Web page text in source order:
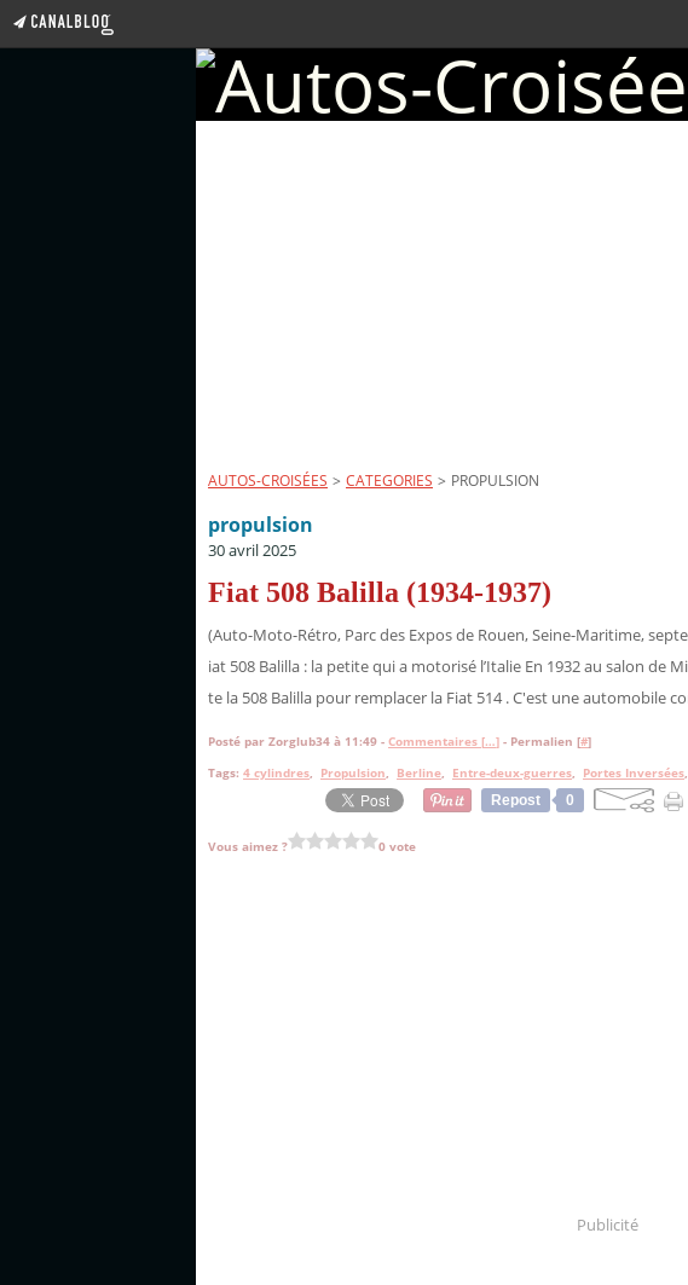
AUTOS-CROISÉES > CATEGORIES > PROPULSION
propulsion
30 avril 2025
Fiat 508 Balilla (1934-1937)
(Auto-Moto-Rétro, Parc des Expos de Rouen, Seine-Maritime,
iat 508 Balilla : la petite qui a motorisé l’Italie En 1932 au salon de
te la 508 Balilla pour remplacer la Fiat 514 . C'est une automobile
Posté par Zorglub34 à 11:49 - Commentaires […] - Permalien [#]
Tags: 4 cylindres, Propulsion, Berline, Entre-deux-guerres, Portes Inversées,
Repost
0
Vous aimez ? 0 vote
Publicité